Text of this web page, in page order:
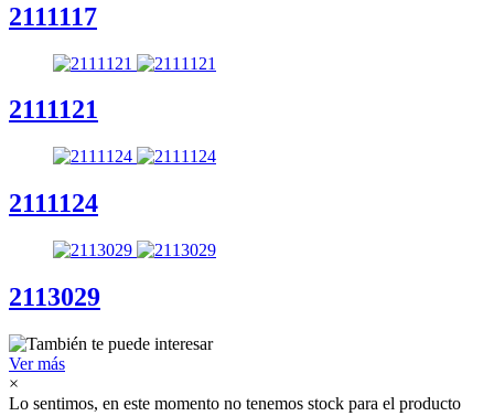
2111117
2111121
2111124
2113029
Ver más
×
Lo sentimos, en este momento no tenemos stock para el producto